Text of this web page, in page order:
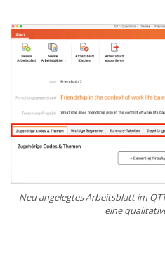
Neu angelegtes Arbeitsblatt im
eine